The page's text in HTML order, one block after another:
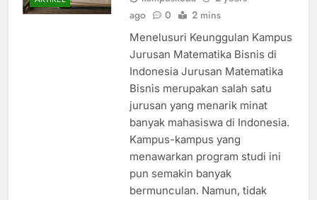
ago
0 2 mins
Menelusuri Keunggulan Kampus
Jurusan Matematika Bisnis di
Indonesia Jurusan Matematika
Bisnis merupakan salah satu
jurusan yang menarik minat
banyak mahasiswa di Indonesia.
Kampus-kampus yang
menawarkan program studi ini
pun semakin banyak
bermunculan. Namun, tidak